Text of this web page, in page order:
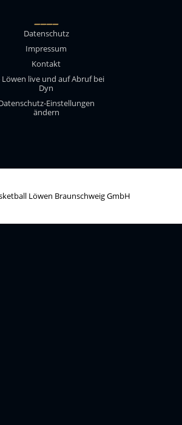
____
Datenschutz
Impressum
Kontakt
Löwen live und auf Abruf bei
Dyn
Einstellungen
ändern
Löwen Braunschweig GmbH